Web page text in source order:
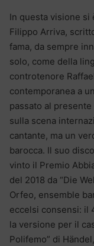
In questa visione si
Filippo Arriva,
fama, da sempre
solo, come della
controtenore
contemporanea a
passato al presente
sulla scena
cantante, ma un
barocca. Il suo
vinto il Premio
del 2018 da “Die
Orfeo, ensemble
eccelsi consensi: il
la versione per il
Polifemo” di